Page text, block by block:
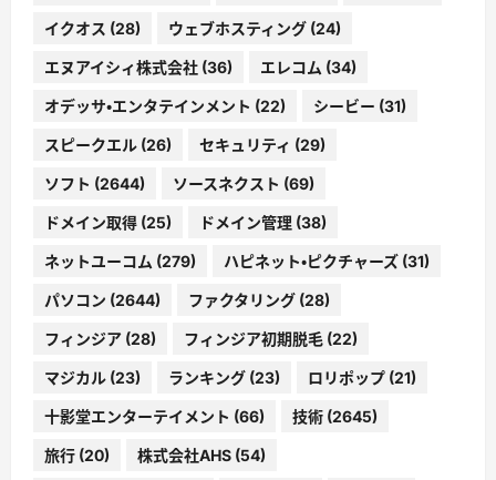
イクオス (28) ウェブホスティング (24)
エヌアイシィ株式会社 (36) エレコム (34)
オデッサ・エンタテインメント (22) シービー (31)
スピークエル (26) セキュリティ (29)
ソフト (2644) ソースネクスト (69)
ドメイン取得 (25) ドメイン管理 (38)
ネットユーコム (279) ハピネット・ピクチャーズ (31)
パソコン (2644) ファクタリング (28)
フィンジア (28) フィンジア初期脱毛 (22)
マジカル (23) ランキング (23) ロリポップ (21)
十影堂エンターテイメント (66) 技術 (2645)
旅行 (20) 株式会社AHS (54)